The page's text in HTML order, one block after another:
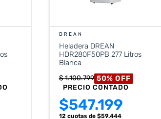
DREAN
Heladera DREAN
HDR280F50PB 277 Litros
Blanca
$1.100.799 50% OFF
PRECIO CONTADO
$547.199
12 cuotas de $59.444